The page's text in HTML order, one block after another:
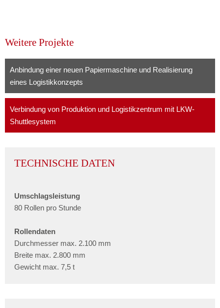
Weitere Projekte
Anbindung einer neuen Papiermaschine und Realisierung
eines Logistikkonzepts
Verbindung von Produktion und Logistikzentrum mit LKW-
Shuttlesystem
TECHNISCHE DATEN
Umschlagsleistung
80 Rollen pro Stunde
Rollendaten
Durchmesser max. 2.100 mm
Breite max. 2.800 mm
Gewicht max. 7,5 t